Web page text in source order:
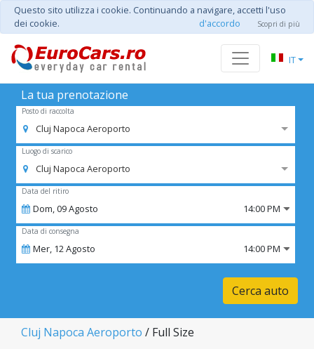
Questo sito utilizza i cookie. Continuando a navigare, accetti l'uso
dei cookie.
d'accordo Scopri di più
IT
La tua prenotazione
Posto di raccolta
Cluj Napoca Aeroporto
Luogo di scarico
Cluj Napoca Aeroporto
Data del ritiro
Dom,09Agosto 14:00 PM
Data di consegna
Mer, 12Agosto 14:00 PM
Cerca auto
Cluj Napoca Aeroporto / Full Size